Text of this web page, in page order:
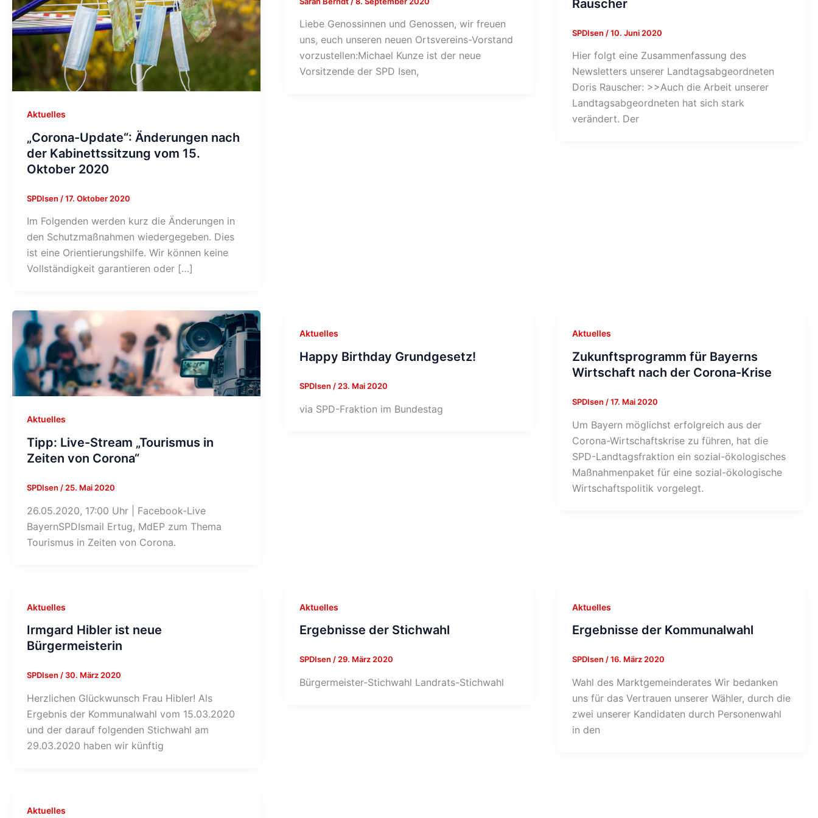
Aktuelles
„Corona-Update“: Änderungen nach
der Kabinettssitzung vom 15.
Oktober 2020
SPDIsen /17. Oktober 2020
Im Folgenden werden kurz die Änderungen in
den Schutzmaßnahmen wiedergegeben. Dies
ist eine Orientierungshilfe. Wir können keine
Vollständigkeit garantieren oder […]
Liebe Genossinnen und Genossen, wir freuen
uns, euch unseren neuen Ortsvereins-Vorstand
vorzustellen:Michael Kunze ist der neue
Vorsitzende der SPD Isen,
Rauscher
SPDIsen /10. Juni 2020
Hier folgt eine Zusammenfassung des
Newsletters unserer Landtagsabgeordneten
Doris Rauscher: >>Auch die Arbeit unserer
Landtagsabgeordneten hat sich stark
verändert. Der
Aktuelles
Tipp: Live-Stream „Tourismus in
Zeiten von Corona“
SPDIsen / 25. Mai 2020
26.05.2020, 17:00 Uhr | Facebook-Live
BayernSPDIsmail Ertug, MdEP zum Thema
Tourismus in Zeiten von Corona.
Aktuelles
Happy Birthday Grundgesetz!
SPDIsen /23. Mai 2020
via SPD-Fraktion im Bundestag
Aktuelles
Zukunftsprogramm für Bayerns
Wirtschaft nach der Corona-Krise
SPDIsen /17. Mai 2020
Um Bayern möglichst erfolgreich aus der
Corona-Wirtschaftskrise zu führen, hat die
SPD-Landtagsfraktion ein sozial-ökologisches
Maßnahmenpaket für eine sozial-ökologische
Wirtschaftspolitik vorgelegt.
Aktuelles
Irmgard Hibler ist neue
Bürgermeisterin
SPDIsen / 30. März 2020
Herzlichen Glückwunsch Frau Hibler! Als
Ergebnis der Kommunalwahl vom 15.03.2020
und der darauf folgenden Stichwahl am
29.03.2020 haben wir künftig
Aktuelles
Ergebnisse der Stichwahl
SPDIsen /29. März 2020
Bürgermeister-Stichwahl Landrats-Stichwahl
Aktuelles
Ergebnisse der Kommunalwahl
SPDIsen /16. März 2020
Wahl des Marktgemeinderates Wir bedanken
uns für das Vertrauen unserer Wähler, durch die
zwei unserer Kandidaten durch Personenwahl
in den
Aktuelles